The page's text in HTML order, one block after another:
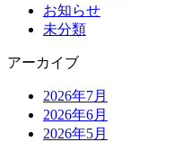
お知らせ
未分類
アーカイブ
2026年7月
2026年6月
2026年5月